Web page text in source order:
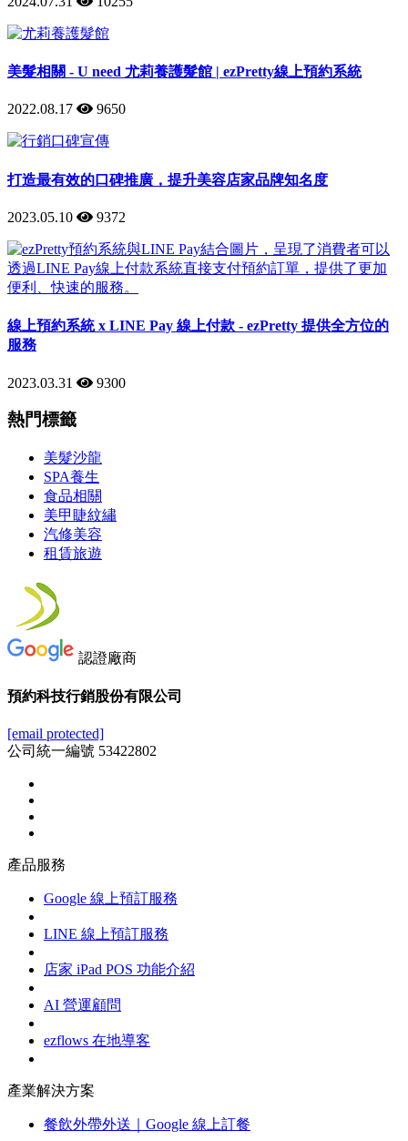
美髮相關 - U need 尤莉養護髮館 | ezPretty線上預約系統
2022.08.17 9650
打造最有效的口碑推廣，提升美容店家品牌知名度
2023.05.10 9372
線上預約系統 x LINE Pay 線上付款 - ezPretty 提供全方位的
服務
2023.03.31 9300
熱門標籤
美髮沙龍
SPA養生
食品相關
美甲睫紋繡
汽修美容
租賃旅遊
認證廠商
預約科技行銷股份有限公司
[email protected]
公司統一編號 53422802
產品服務
Google 線上預訂服務
LINE 線上預訂服務
店家 iPad POS 功能介紹
AI 營運顧問
ezflows 在地導客
產業解決方案
餐飲外帶外送｜Google 線上訂餐